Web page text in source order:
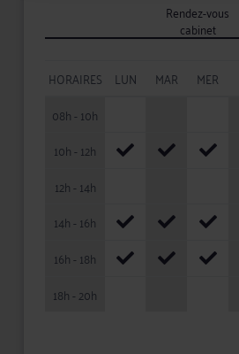
Rendez-vous
cabinet
HORAIRES LUN MAR MER
08h - 10h
10h - 12h
12h - 14h
14h - 16h
16h - 18h
18h - 20h